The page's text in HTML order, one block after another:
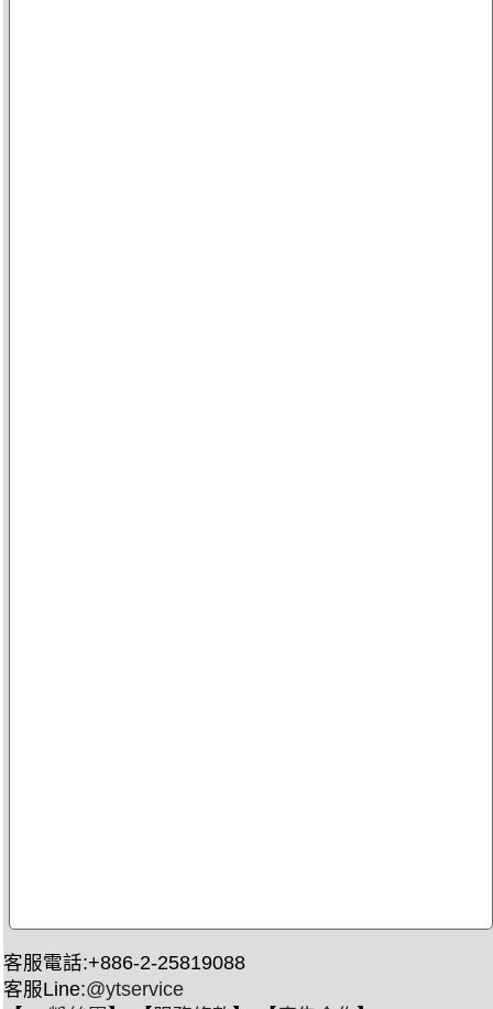
客服電話:+886-2-25819088
客服Line:@ytservice